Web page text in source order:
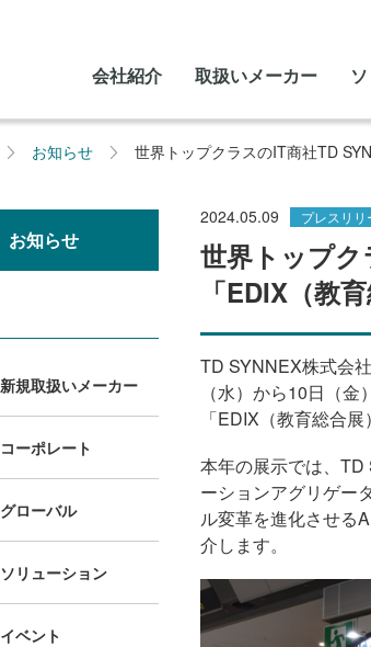
会社紹介 取扱いメーカー
お知らせ 世界トップクラスのIT商社TD
2024.05.09 プレスリリ
世界トップク
「EDIX（教
TD SYNNEX株式会
（水）から10日（金
「EDIX （教育総合
本年の展示では、
ーションアグリゲー
ル変革を進化させる
介します。
お知らせ
新規取扱いメーカー
コーポレート
グローバル
ソリューション
イベント